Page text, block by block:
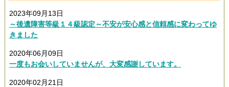
2023年09月13日
～後遺障害等級１４級認定～不安が安心感と信頼感に変わってゆ
きました
2020年06月09日
一度もお会いしていませんが、大変感謝しています。
2020年02月21日